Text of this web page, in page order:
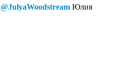
@JulyaWoodstream Юлия